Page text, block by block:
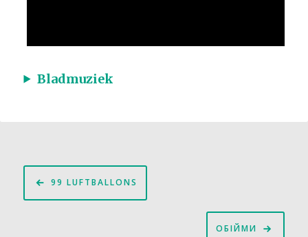
Bladmuziek
Bericht
navigatie
99 LUFTBALLONS
ОБІЙМИ